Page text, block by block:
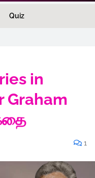
Quiz
in
Graham
1